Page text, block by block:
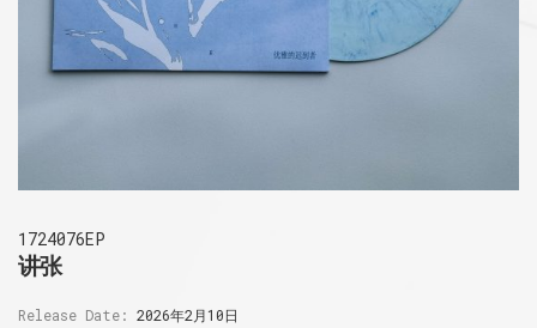
1724076EP
讲张
Release Date: 2026年2月10日